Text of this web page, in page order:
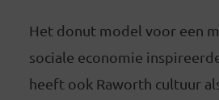
Het donut model voor een
sociale economie
heeft ook Raworth cultuur